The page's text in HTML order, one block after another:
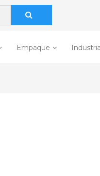
Empaque